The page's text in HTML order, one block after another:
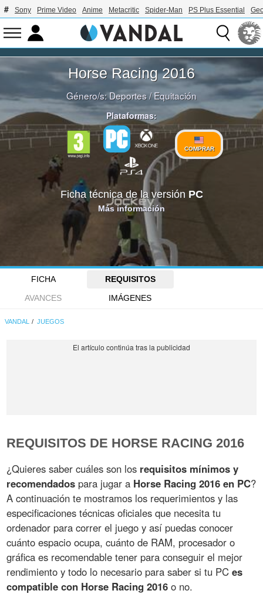
Sony Prime Video Anime Metacritic Spider-Man PS Plus Essential
Horse Racing 2016
Género/s:Deportes/Equitación
Plataformas:
COMPRAR
Ficha técnica de la versión PC
Más información
FICHA
REQUISITOS
AVANCES
IMÁGENES
VANDAL JUEGOS
REQUISITOS DE HORSE RACING 2016
¿Quieres saber cuáles son los requisitos mínimos y
recomendados para jugar a Horse Racing 2016 en PC?
A continuación te mostramos los requerimientos y las
especificaciones técnicas oficiales que necesita tu
ordenador para correr el juego y así puedas conocer
cuánto espacio ocupa, cuánto de RAM, procesador o
gráfica es recomendable tener para conseguir el mejor
rendimiento y todo lo necesario para saber si tu PCes
compatible con Horse Racing 2016 o no.